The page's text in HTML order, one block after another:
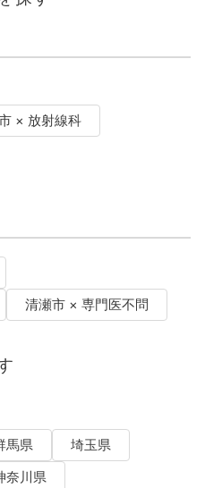
× 放射線科
清瀬市 × 専門医不問
馬県
埼玉県
奈川県